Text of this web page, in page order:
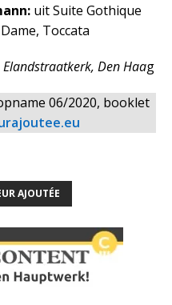
uit Suite Gothique
Toccata
Den Haag
06/2020, booklet
AJOUTÉE